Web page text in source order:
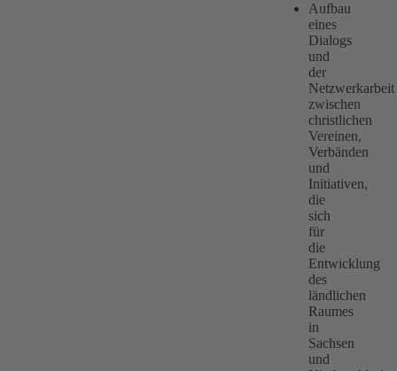
Aufbau
eines
Dialogs
und
der
Netzwerkarbeit
zwischen
christlichen
Vereinen,
Verbänden
und
Initiativen,
die
sich
für
die
Entwicklung
des
ländlichen
Raumes
in
Sachsen
und